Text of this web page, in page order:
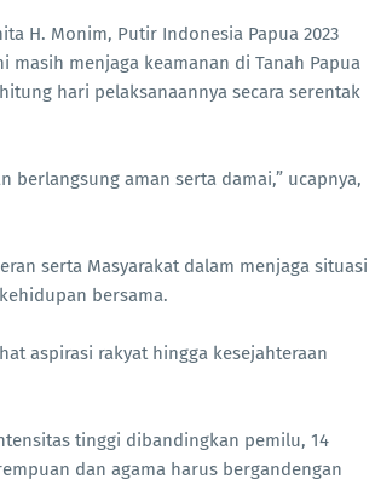
H. Monim, Putir Indonesia Papua 2023
masih menjaga keamanan di Tanah Papua
hari pelaksanaannya secara serentak
berlangsung aman serta damai,” ucapnya,
serta Masyarakat dalam menjaga situasi
bersama.
aspirasi rakyat hingga kesejahteraan
tinggi dibandingkan pemilu, 14
dan agama harus bergandengan